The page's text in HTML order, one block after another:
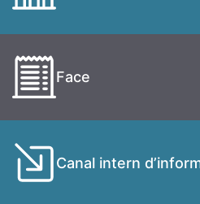
Face
Canal intern